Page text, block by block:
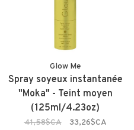
Glow Me
Spray soyeux instantanée
"Moka" - Teint moyen
(125ml/4.23oz)
41,58$CA 33,26$CA